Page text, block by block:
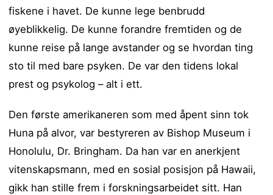
fiskene i havet. De kunne lege benbrudd
øyeblikkelig. De kunne forandre fremtiden og de
kunne reise på lange avstander og se hvordan ting
sto til med bare psyken. De var den tidens lokal
prest og psykolog – alt i ett.
Den første amerikaneren som med åpent sinn tok
Huna på alvor, var bestyreren av Bishop Museum i
Honolulu, Dr. Bringham. Da han var en anerkjent
vitenskapsmann, med en sosial posisjon på Hawaii,
gikk han stille frem i forskningsarbeidet sitt. Han